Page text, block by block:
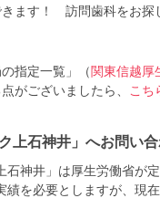
きます！ 訪問歯科をお
指定一覧」（関東信越厚
がございましたら、
こち
石神井」へお問い
神井」は厚生労働省が
を必要としますが、現